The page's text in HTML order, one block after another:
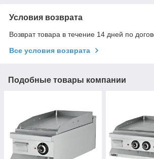
Условия возврата
Возврат товара в течение 14 дней по
Все условия возврата
Подобные товары компании